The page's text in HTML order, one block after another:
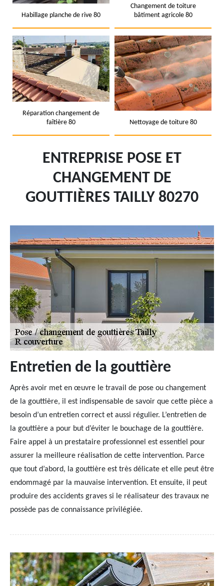
Habillage planche de rive 80
Changement de toiture
bâtiment agricole 80
Réparation changement de
faîtière 80
Nettoyage de toiture 80
ENTREPRISE POSE ET
CHANGEMENT DE
GOUTTIÈRES TAILLY 80270
Entretien de la gouttière
Après avoir met en œuvre le travail de pose ou changement
de la gouttière, il est indispensable de savoir que cette pièce a
besoin d’un entretien correct et aussi régulier. L’entretien de
la gouttière a pour but d’éviter le bouchage de la gouttière.
Faire appel à un prestataire professionnel est essentiel pour
assurer la meilleure réalisation de cette intervention. Parce
que tout d’abord, la gouttière est très délicate et elle peut être
endommagé par la mauvaise intervention. Et ensuite, il peut
produire des accidents graves si le réalisateur des travaux ne
possède pas de connaissance privilégiée.